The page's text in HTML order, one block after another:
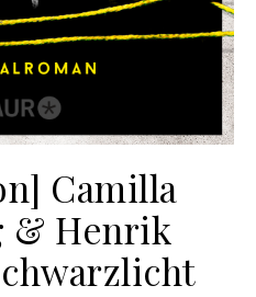
Camilla
& Henrik